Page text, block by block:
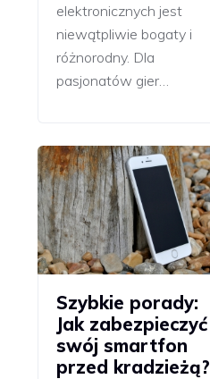
elektronicznych jest
niewątpliwie bogaty i
różnorodny. Dla
pasjonatów gier…
Szybkie porady:
Jak zabezpieczyć
swój smartfon
przed kradzieżą?